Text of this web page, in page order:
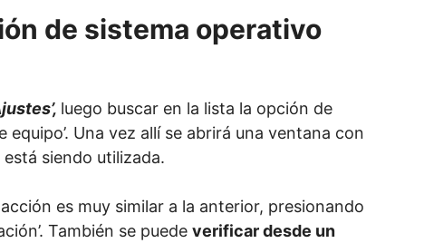
de sistema operativo
luego buscar en la lista la opción de
equipo’. Una vez allí se abrirá una ventana con
siendo utilizada.
es muy similar a la anterior, presionando
También se puede verificar desde un